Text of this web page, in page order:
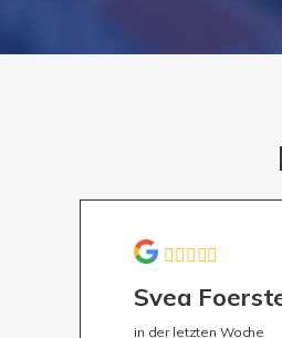
Svea
in der letzten Woche